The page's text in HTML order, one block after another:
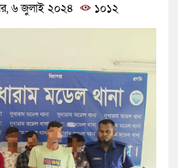
৬ জুলাই ২০২৪
১০১২